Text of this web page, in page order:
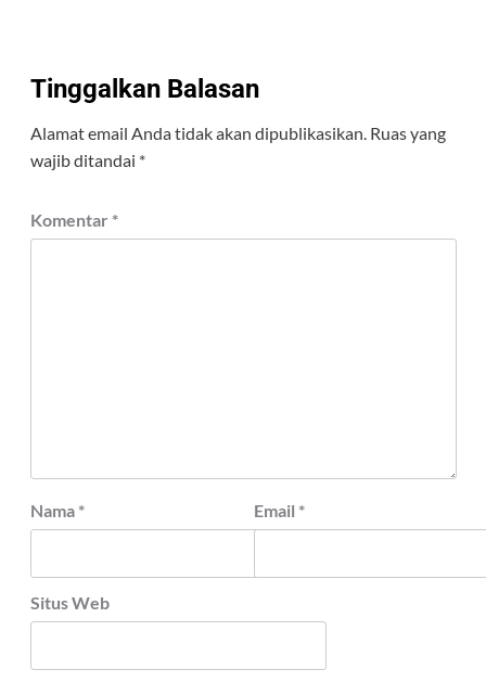
Tinggalkan Balasan
Alamat email Anda tidak akan dipublikasikan. Ruas yang
wajib ditandai *
Komentar *
Nama * Email *
Situs Web